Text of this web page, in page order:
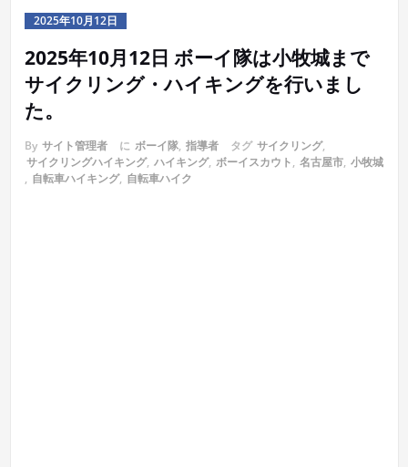
2025年10月12日
2025年10月12日 ボーイ隊は小牧城まで
サイクリング・ハイキングを行いまし
た。
By サイト管理者 に ボーイ隊, 指導者 タグ サイクリング,
サイクリングハイキング, ハイキング, ボーイスカウト, 名古屋市, 小牧城
, 自転車ハイキング, 自転車ハイク